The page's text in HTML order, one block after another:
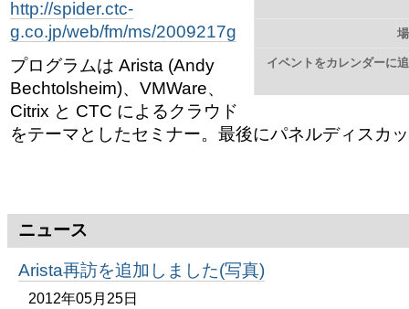
ビ
ゲ
ー
シ
ン
に
飛
イベントをカレンダーに
http://spider.ctc-
g.co.jp/web/fm/ms/2009217g
プログラムは Arista (Andy
Bechtolsheim)、VMWare、
Citrix と CTC によるクラウド
をテーマとしたセミナー。最後にパネルディスカ
ニュース
Arista再訪を追加しました(写真)
2012年05月25日